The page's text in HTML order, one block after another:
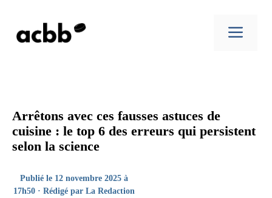
contenu
Arrêtons avec ces fausses astuces de
cuisine : le top 6 des erreurs qui persistent
selon la science
Publié le 12 novembre 2025 à
17h50 · Rédigé par La Redaction